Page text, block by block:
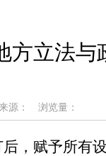
方立法与
来源： 浏览量：
，赋予所有